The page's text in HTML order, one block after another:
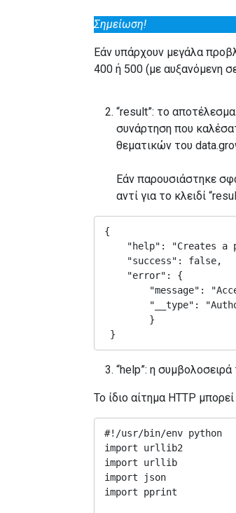
Σημείωση!
Εάν υπάρχουν μεγάλα
400 ή 500 (με αυξανόμενη
“result”: το
συνάρτηση που
θεματικών του
Εάν παρουσιάστηκε
αντί για το κλειδί
{
}
“help”: η
Το ίδιο αίτημα HTTP
#!/usr/bin/env python
import urllib2
import urllib
import json
import pprint